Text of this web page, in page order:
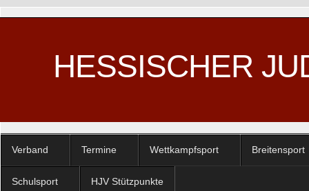
HESSISCHER
Verband Termine Wettkampfsport Breitensport
Schulsport HJV Stützpunkte